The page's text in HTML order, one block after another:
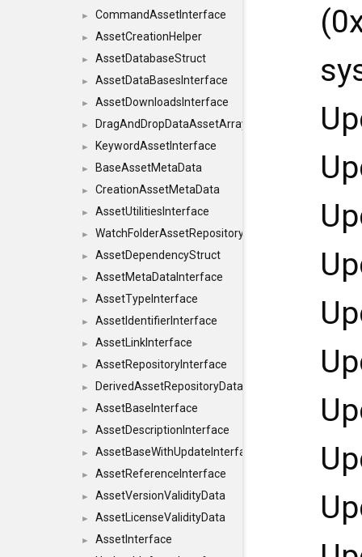
► CommandAssetInterface
► AssetCreationHelper
► AssetDatabaseStruct
► AssetDataBasesInterface
► AssetDownloadsInterface
► DragAndDropDataAssetArray
► KeywordAssetInterface
► BaseAssetMetaData
► CreationAssetMetaData
► AssetUtilitiesInterface
► WatchFolderAssetRepositoryInterface
► AssetDependencyStruct
► AssetMetaDataInterface
► AssetTypeInterface
► AssetIdentifierInterface
► AssetLinkInterface
► AssetRepositoryInterface
► DerivedAssetRepositoryDataInterface
► AssetBaseInterface
► AssetDescriptionInterface
► AssetBaseWithUpdateInterface
► AssetReferenceInterface
► AssetVersionValidityData
► AssetLicenseValidityData
►
AssetInterface